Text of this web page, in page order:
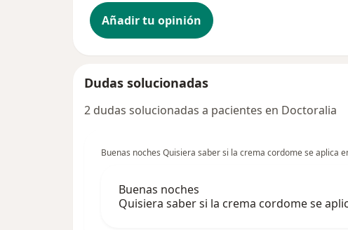
Añadir tu opinión
Dudas solucionadas
2 dudas solucionadas a pacientes en Doctoralia
Buenas noches Quisiera saber si la crema cordome se aplica
Buenas noches
Quisiera saber si la crema cordome se